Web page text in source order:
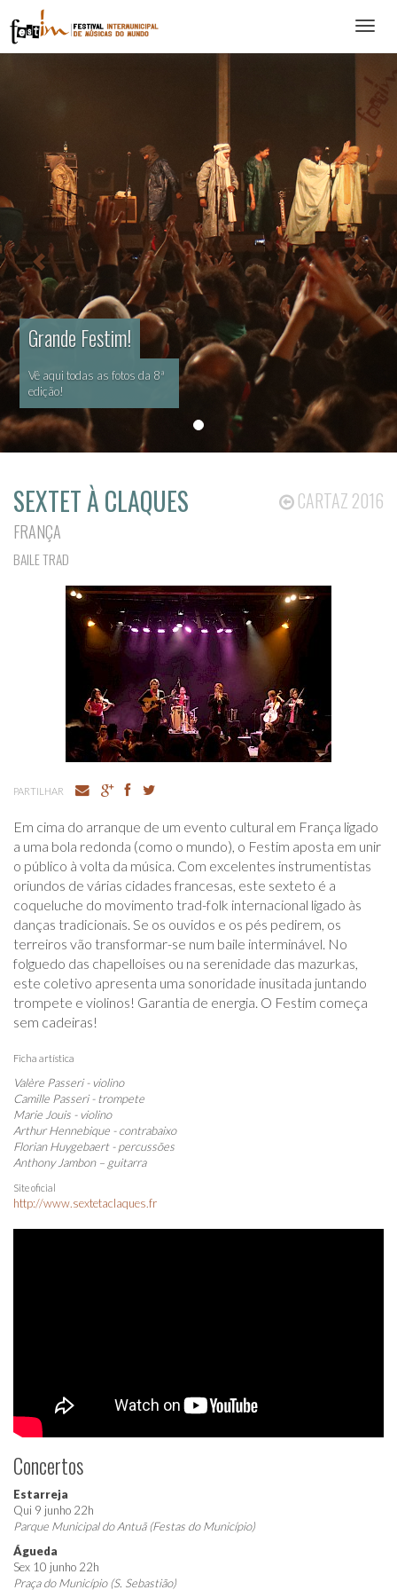
Abrir
Grande Festim!
Vê aqui todas as fotos da 8ª
edição!
CARTAZ 2016
SEXTET À CLAQUES
FRANÇA
BAILE TRAD
PARTILHAR
Em cima do arranque de um evento cultural em França ligado
a uma bola redonda (como o mundo), o Festim aposta em unir
o público à volta da música. Com excelentes instrumentistas
oriundos de várias cidades francesas, este sexteto é a
coqueluche do movimento trad-folk internacional ligado às
danças tradicionais. Se os ouvidos e os pés pedirem, os
terreiros vão transformar-se num baile interminável. No
folguedo das chapelloises ou na serenidade das mazurkas,
este coletivo apresenta uma sonoridade inusitada juntando
trompete e violinos! Garantia de energia. O Festim começa
sem cadeiras!
Ficha artística
Valère Passeri - violino
Camille Passeri - trompete
Marie Jouis - violino
Arthur Hennebique - contrabaixo
Florian Huygebaert - percussões
Anthony Jambon – guitarra
Site oficial
http://www.sextetaclaques.fr
Concertos
Estarreja
Qui 9 junho 22h
Parque Municipal do Antuã (Festas do Município)
Águeda
Sex 10 junho 22h
Praça do Município (S. Sebastião)